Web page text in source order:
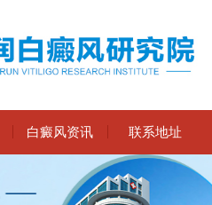
白癜风资讯 联系地址